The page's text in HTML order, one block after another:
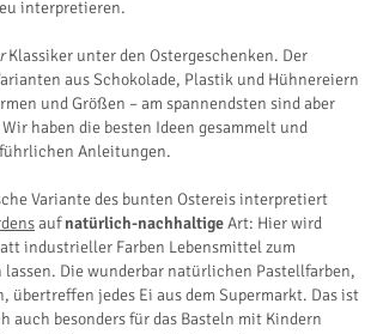
interpretieren.
Klassiker unter den Ostergeschenken. Der
aus Schokolade, Plastik und Hühnereiern
und Größen – am spannendsten sind aber
haben die besten Ideen gesammelt und
Anleitungen.
Variante des bunten Ostereis interpretiert
aufnatürlich-nachhaltigeArt: Hier wird
industrieller Farben Lebensmittel zum
lassen. Die wunderbar natürlichen Pastellfarben,
übertreffen jedes Ei aus dem Supermarkt. Das ist
auch besonders für das Basteln mit Kindern